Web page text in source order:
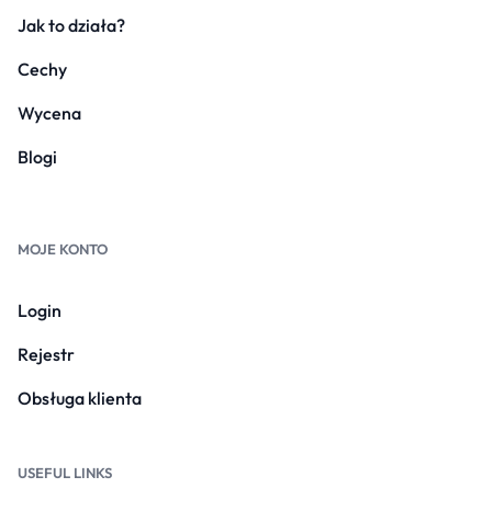
Jak to działa?
Cechy
Wycena
Blogi
MOJE KONTO
Login
Rejestr
Obsługa klienta
USEFUL LINKS